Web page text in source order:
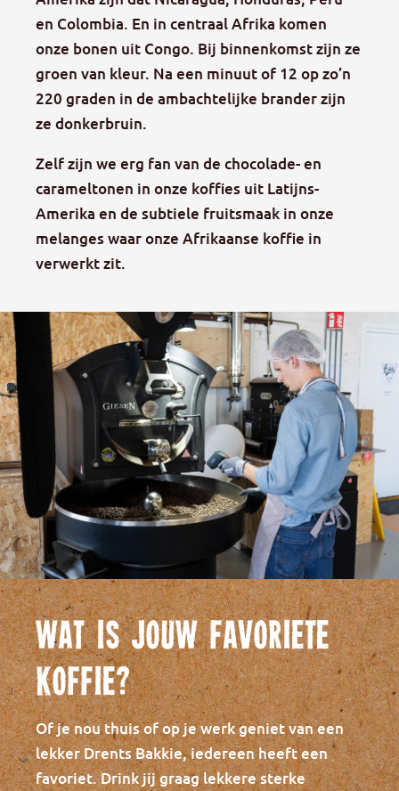
en Colombia. En in centraal Afrika komen
onze bonen uit Congo. Bij binnenkomst zijn ze
groen van kleur. Na een minuut of 12 op zo’n
220 graden in de ambachtelijke brander zijn
ze donkerbruin.
Zelf zijn we erg fan van de chocolade- en
carameltonen in onze koffies uit Latijns-
Amerika en de subtiele fruitsmaak in onze
melanges waar onze Afrikaanse koffie in
verwerkt zit.
Wat is jouw favoriete
koffie?
Of je nou thuis of op je werk geniet van een
lekker Drents Bakkie, iedereen heeft een
favoriet. Drink jij graag lekkere sterke